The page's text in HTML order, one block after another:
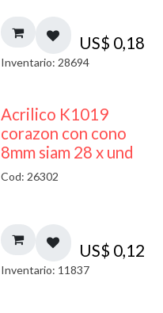
US$ 0,18
Inventario: 28694
Acrilico K1019
corazon con cono
8mm siam 28 x und
Cod: 26302
US$ 0,12
Inventario: 11837